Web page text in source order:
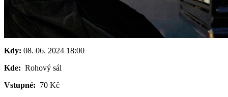
Kdy: 08. 06. 2024 18:00
Kde: Rohový sál
Vstupné: 70 Kč